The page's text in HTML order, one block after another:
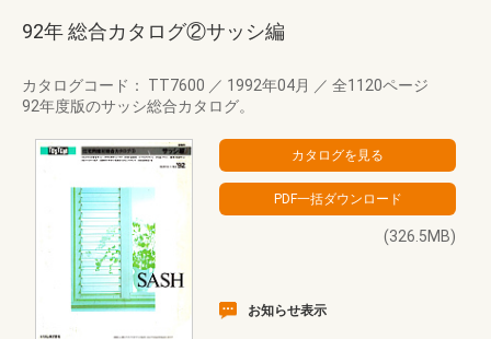
92年 総合カタログ②サッシ編
カタログコード： TT7600 ／ 1992年04月 ／ 全1120ページ
92年度版のサッシ総合カタログ。
(326.5MB)
お知らせ表示